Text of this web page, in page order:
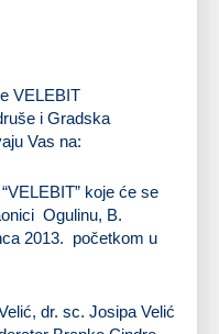
i Gradska
Vas na:
koje će se
Ogulinu, B.
2013. početkom u
dr. sc. Josipa Velić